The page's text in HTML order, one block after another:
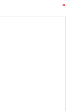
*